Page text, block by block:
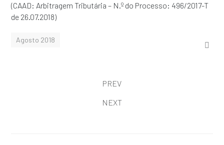
(CAAD: Arbitragem Tributária – N.º do Processo: 496/2017-T
de 26.07.2018)
Agosto 2018
PREV
NEXT